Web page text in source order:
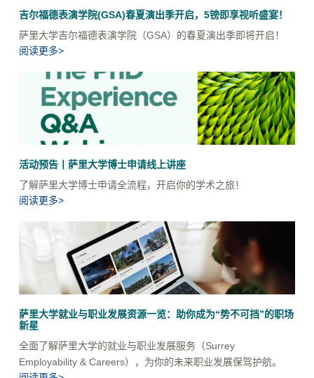
吉尔福德表演学院(GSA)春夏演出季开启，5镑即享视听盛宴！
萨里大学吉尔福德表演学院（GSA）的春夏演出季即将开启！
阅读更多>
活动预告丨萨里大学博士申请线上讲座
了解萨里大学博士申请全流程，开启你的学术之旅！
阅读更多>
萨里大学就业与职业发展资源一览：助你成为“势不可挡”的职场
新星
全面了解萨里大学的就业与职业发展服务（Surrey
Employability & Careers），为你的未来职业发展保驾护航。